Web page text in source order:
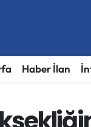
Haber İlan